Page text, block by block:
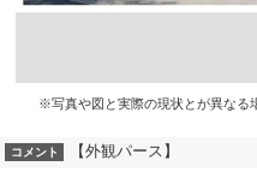
※写真や図と実際の現状とが異なる
コメント 【外観パース】